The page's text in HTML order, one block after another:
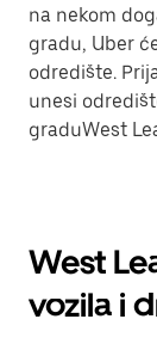
na nekom
gradu, Uber
odredište.
unesi
graduWest
West
vozila i